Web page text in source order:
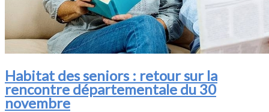
Habitat des seniors : retour sur la
rencontre départementale du 30
novembre